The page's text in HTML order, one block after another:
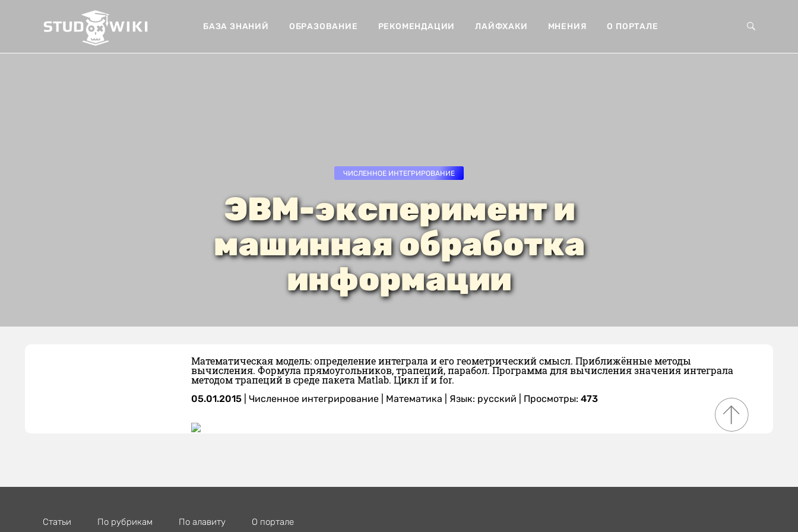
БАЗА ЗНАНИЙ ОБРАЗОВАНИЕ РЕКОМЕНДАЦИИ ЛАЙФХАКИ МНЕНИЯ О ПОРТАЛЕ
ЧИСЛЕННОЕ ИНТЕГРИРОВАНИЕ
ЭВМ-эксперимент и
машинная обработка
информации
Математическая модель: определение интеграла и его геометрический смысл. Приближённые методы
вычисления. Формула прямоугольников, трапеций, парабол. Программа для вычисления значения интеграла
методом трапеций в среде пакета Matlab. Цикл if и for.
05.01.2015 Численное интегрирование Математика Язык: русский | Просмотры: 473
Статьи По рубрикам По алавиту О портале